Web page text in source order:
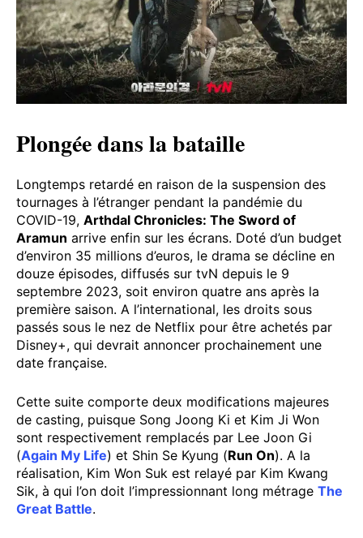
Plongée dans la bataille
Longtemps retardé en raison de la suspension des
tournages à l’étranger pendant la pandémie du
COVID-19, Arthdal Chronicles: The Sword of
Aramun arrive enfin sur les écrans. Doté d’un budget
d’environ 35 millions d’euros, le drama se décline en
douze épisodes, diffusés sur tvN depuis le 9
septembre 2023, soit environ quatre ans après la
première saison. A l’international, les droits sous
passés sous le nez de Netflix pour être achetés par
Disney+, qui devrait annoncer prochainement une
date française.
Cette suite comporte deux modifications majeures
de casting, puisque Song Joong Ki et Kim Ji Won
sont respectivement remplacés par Lee Joon Gi
(Again My Life) et Shin Se Kyung (Run On). A la
réalisation, Kim Won Suk est relayé par Kim Kwang
Sik, à qui l’on doit l’impressionnant long métrage The
Great Battle.